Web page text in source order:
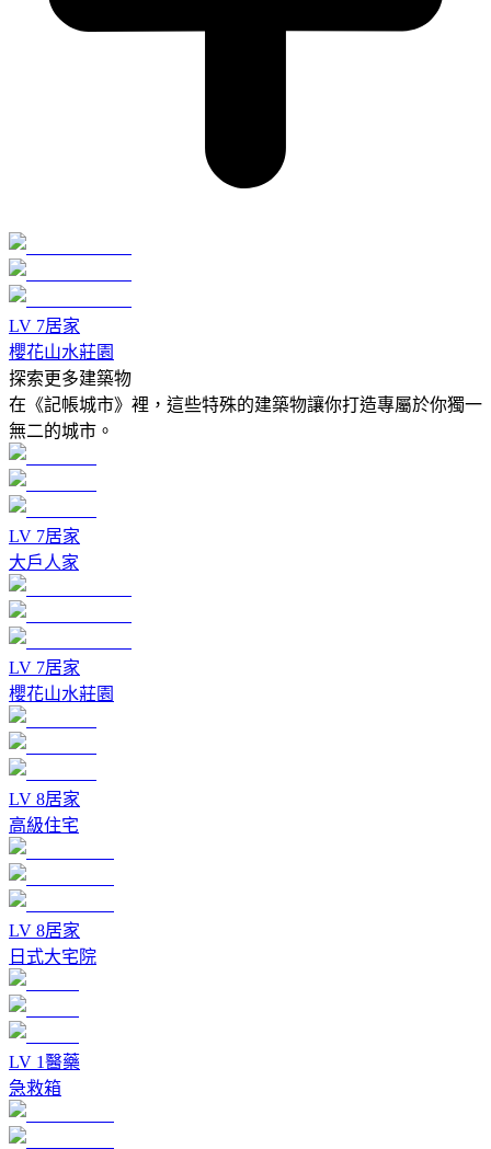
LV 7居家
櫻花山水莊園
探索更多建築物
在《記帳城市》裡，這些特殊的建築物讓你打造專屬於你獨一
無二的城市。
LV 7居家
大戶人家
LV 7居家
櫻花山水莊園
LV 8居家
高級住宅
LV 8居家
日式大宅院
LV 1醫藥
急救箱